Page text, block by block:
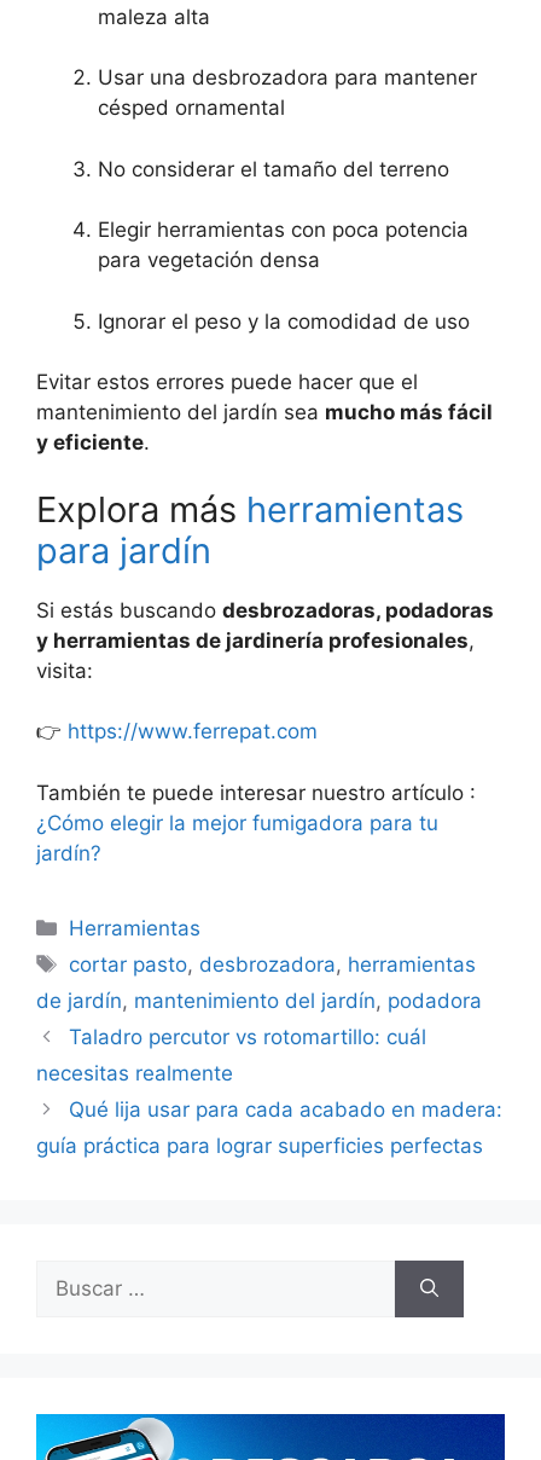
maleza alta
Usar una desbrozadora para mantener
césped ornamental
No considerar el tamaño del terreno
Elegir herramientas con poca potencia
para vegetación densa
Ignorar el peso y la comodidad de uso
Evitar estos errores puede hacer que el
mantenimiento del jardín sea mucho más fácil
y eficiente.
Explora más herramientas
para jardín
Si estás buscando desbrozadoras, podadoras
y herramientas de jardinería profesionales,
visita:
👉 https://www.ferrepat.com
También te puede interesar nuestro artículo :
¿Cómo elegir la mejor fumigadora para tu
jardín?
Categorías
Herramientas
Etiquetas
cortar pasto, desbrozadora, herramientas
de jardín, mantenimiento del jardín, podadora
Taladro percutor vs rotomartillo: cuál
necesitas realmente
Qué lija usar para cada acabado en madera:
guía práctica para lograr superficies perfectas